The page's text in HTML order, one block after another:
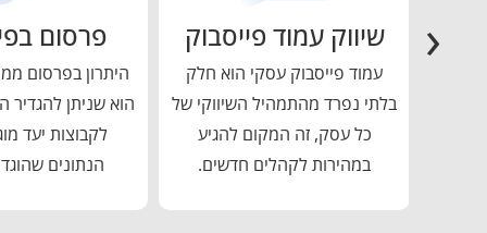
שיווק עמוד פייסבוק
עמוד פייסבוק עסקי הוא חלק
בלתי נפרד מהתמהיל השיווקי של
כל עסק, זה המקום להגיע
במהירות לקהלים חדשים.
פרסום
היתרון בפרסום
הוא שניתן להגדיר
לקבוצות יעד
הנתונים
‹